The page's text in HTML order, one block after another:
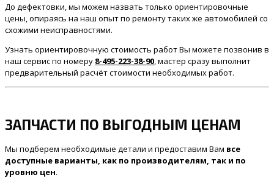
До дефектовки, мы можем назвать только ориентировочные
цены, опираясь на наш опыт по ремонту таких же автомобилей со
схожими неисправностями.
Узнать ориентировочную стоимость работ Вы можете позвонив в
наш сервис по номеру 8-495-223-38-90 , мастер сразу выполнит
предварительный расчёт стоимости необходимых работ.
ЗАПЧАСТИ ПО ВЫГОДНЫМ ЦЕНАМ
Мы подберем необходимые детали и предоставим Вам все
доступные варианты, как по производителям, так и по
уровню цен.